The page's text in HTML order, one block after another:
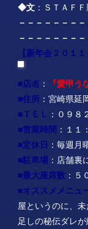
◆文：ＳＴＡＦ
－－－－－－－ －
－－－－－－－－
【新年会２０１
■店名 ：
『愛甲う
■住所：宮崎県延
■ＴＥＬ ：０９８
■営業時間 ：１１
■定休日 ：毎週月
■駐車場：店舗裏
■最大座席数：５
■オススメメニュ
屋というのに、
足しの秘伝ダレ